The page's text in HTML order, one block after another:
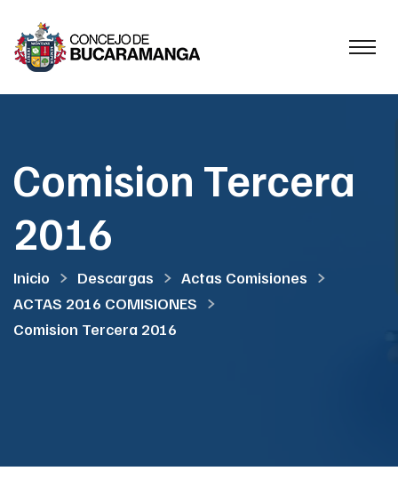
Comision Tercera
2016
Inicio Descargas
Actas Comisiones
ACTAS 2016 COMISIONES
Comision Tercera 2016